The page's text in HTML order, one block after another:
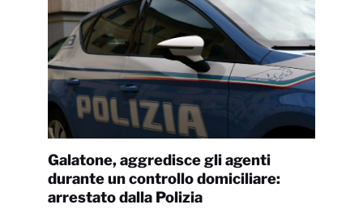
Galatone, aggredisce gli agenti
durante un controllo domiciliare:
arrestato dalla Polizia